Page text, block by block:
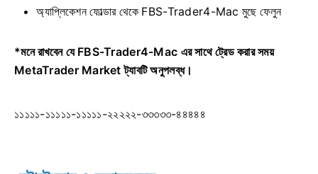
অ্যাপ্লিকেশন ফোল্ডার থেকে FBS-Trader4-Mac মুছে ফেলুন
*মনে রাখবেন যে FBS-Trader4-Mac এর সাথে ট্রেড করার সময়
MetaTrader Market ট্যাবটি অনুপলব্ধ।
১১১১১-১১১১১-১১১১১-২২২২২-৩৩৩৩৩-৪৪৪৪৪